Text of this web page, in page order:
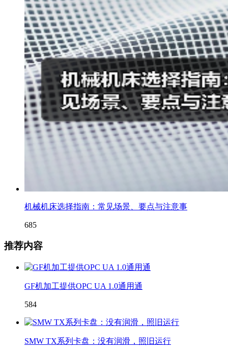
机械机床选择指南：常见场景、要点与注意事
685
推荐内容
GF机加工提供OPC UA 1.0通用通
584
SMW TX系列卡盘：没有润滑，照旧运行